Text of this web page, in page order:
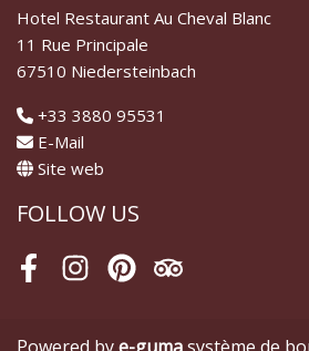
Hotel Restaurant Au Cheval Blanc
11 Rue Principale
67510 Niedersteinbach
+33 3880 95531
E-Mail
Site web
FOLLOW US
FacebookInstagramPinterestTripadvisor